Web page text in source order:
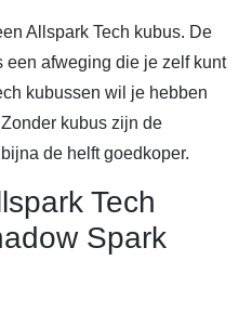
Allspark Tech kubus. De
een afweging die je zelf kunt
kubussen wil je hebben
kubus zijn de
de helft goedkoper.
Tech
Spark